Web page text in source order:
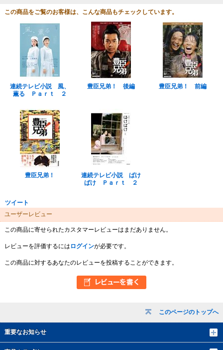
このページのトップへ
重要なお知らせ
この商品をご覧のお客様は、こんな商品もチェックしています。
連続テレビ小説 風、
薫る Ｐａｒｔ ２
豊臣兄弟！ 後編 豊臣兄弟！ 前編
豊臣兄弟！
連続テレビ小説 ばけ
ばけ Ｐａｒｔ ２
ツイート
ユーザーレビュー
この商品に寄せられたカスタマーレビューはまだありません。
レビューを評価するには ログインが必要です。
この商品に対するあなたのレビューを投稿することができます。